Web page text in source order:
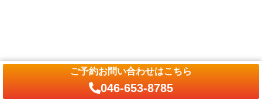
ご予約お問い合わせはこちら
046-653-8785